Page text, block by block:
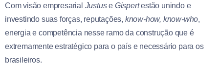
Com visão empresarial Justuse Gispertestão unindo e
investindo suas forças, reputações, know-how, know-who,
energia e competência nesse ramo da construção que é
extremamente estratégico para o país e necessário para os
brasileiros.